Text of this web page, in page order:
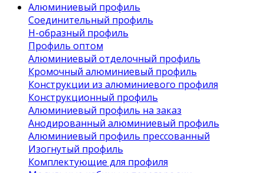
Алюминиевый профиль
Соединительный профиль
Н-образный профиль
Профиль оптом
Алюминиевый отделочный профиль
Кромочный алюминиевый профиль
Конструкции из алюминиевого профиля
Конструкционный профиль
Алюминиевый профиль на заказ
Анодированный алюминиевый профиль
Алюминиевый профиль прессованный
Изогнутый профиль
Комплектующие для профиля